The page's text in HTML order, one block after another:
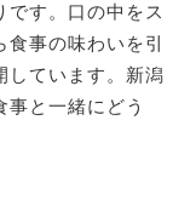
です。口の中をス
事の味わいを引
しています。新潟
と一緒にどう